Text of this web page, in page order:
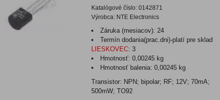
Katalógové číslo: 0142871
Výrobca: NTE Electronics
Záruka (mesiacov): 24
Termín dodania(prac.dni)-platí pre sklad
LIESKOVEC: 3
Hmotnosť:0,00245 kg
Hmotnosť balenia:0,00245 kg
Transistor: NPN; bipolar; RF; 12V; 70mA;
500mW; TO92